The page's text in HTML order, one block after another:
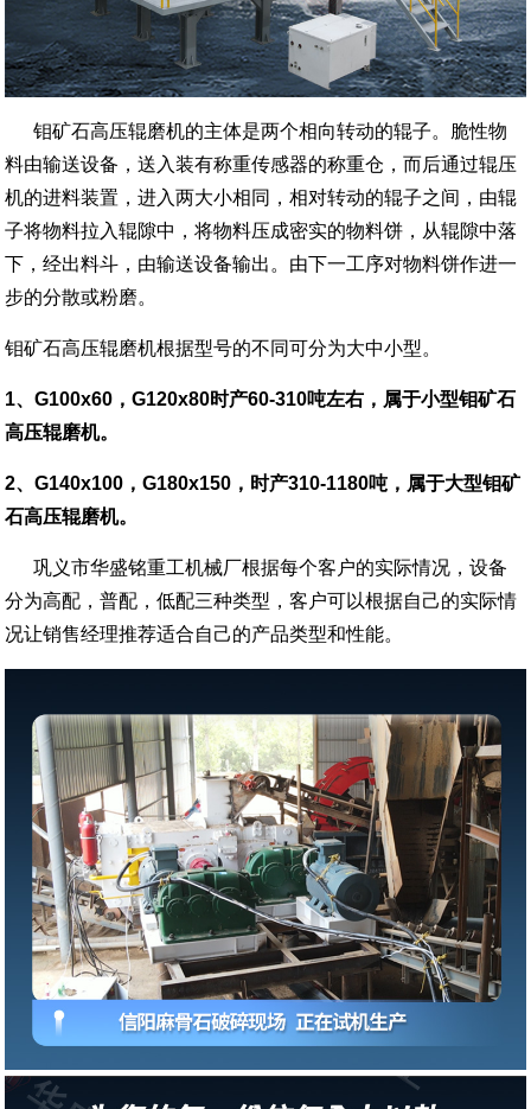
钼矿石高压辊磨机的主体是两个相向转动的辊子。脆性物
料由输送设备，送入装有称重传感器的称重仓，而后通过辊压
机的进料装置，进入两大小相同，相对转动的辊子之间，由辊
子将物料拉入辊隙中，将物料压成密实的物料饼，从辊隙中落
下，经出料斗，由输送设备输出。由下一工序对物料饼作进一
步的分散或粉磨。
钼矿石高压辊磨机根据型号的不同可分为大中小型。
1、G100x60，G120x80时产60-310吨左右，属于小型钼矿石
高压辊磨机。
2、G140x100，G180x150，时产310-1180吨，属于大型钼矿
石高压辊磨机。
巩义市华盛铭重工机械厂根据每个客户的实际情况，设备
分为高配，普配，低配三种类型，客户可以根据自己的实际情
况让销售经理推荐适合自己的产品类型和性能。